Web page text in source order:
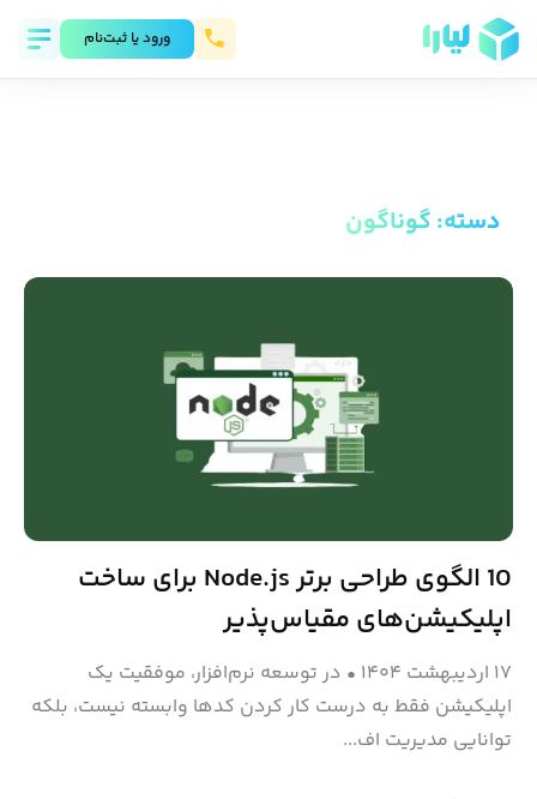
ورود يا ثبت‌نام
دسته:گوناگون
10 الگوی طراحی برتر Node.js برای ساخت
اپلیکیشن‌های مقیاس‌پذیر
۱۷ اردیبهشت ۱۴۰۴ • در توسعه نرم‌افزار، موفقیت یک
اپلیکیشن فقط به درست کار کردن کدها وابسته نیست، بلکه
توانایی مدیریت اف...